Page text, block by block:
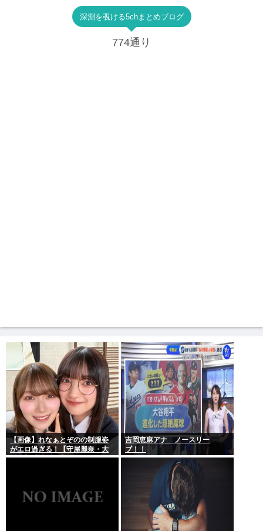
深淵を覗ける5chまとめブログ
774通り
【画像】れなぁとぞのの制服姿
がエロ過ぎる！【守屋麗奈・大
園玲】【櫻坂46】
吉岡恵麻アナ ノースリー
ブ！！